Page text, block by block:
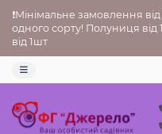
❗Мінімальне замовлення
одного сорту! Полуниця від
від 1шт